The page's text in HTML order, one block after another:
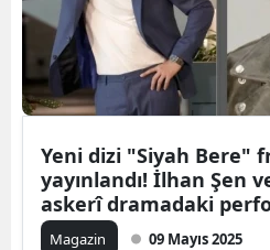
Yeni dizi "Siyah Bere"
yayınlandı! İlhan Şen
askerî dramadaki
ediliyor
Magazin 09 Mayıs 2025